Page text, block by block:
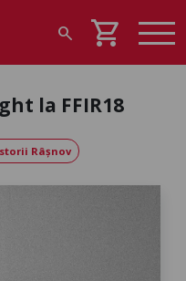
search shopping_cart
la FFIR18
Râșnov